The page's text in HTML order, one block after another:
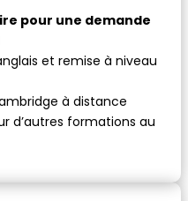
pour une demande
et remise à niveau
à distance
d’autres formations au